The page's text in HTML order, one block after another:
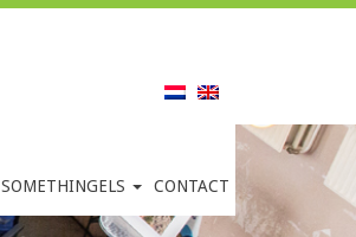
SOMETHINGELS CONTACT